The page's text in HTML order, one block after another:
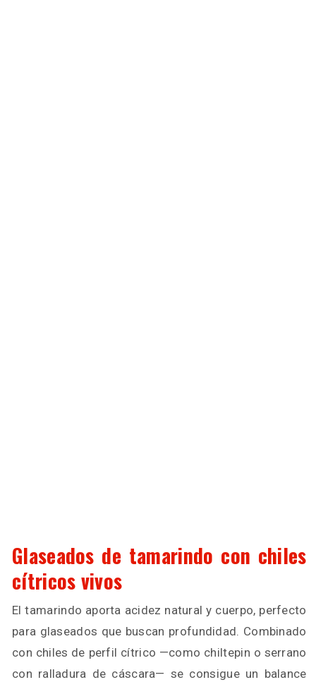
Glaseados de tamarindo con chiles
cítricos vivos
El tamarindo aporta acidez natural y cuerpo, perfecto
para glaseados que buscan profundidad. Combinado
con chiles de perfil cítrico —como chiltepin o serrano
con ralladura de cáscara— se consigue un balance